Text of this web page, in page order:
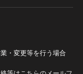
・変更等を行う場合